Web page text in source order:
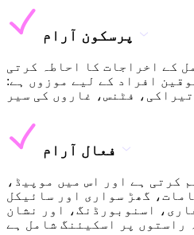
پرسکون آرام
کے اخراجات کا احاطہ کرتی
افراد کے لیے موزوں ہے:
فٹنس، غاروں کی سیر
فعال آرام
کرتی ہے اور اس میں موپیڈ،
گھڑ سواری اور سائیکل
اسنوبورڈنگ، اور نشان
راستوں پر اسکیئنگ شامل ہے